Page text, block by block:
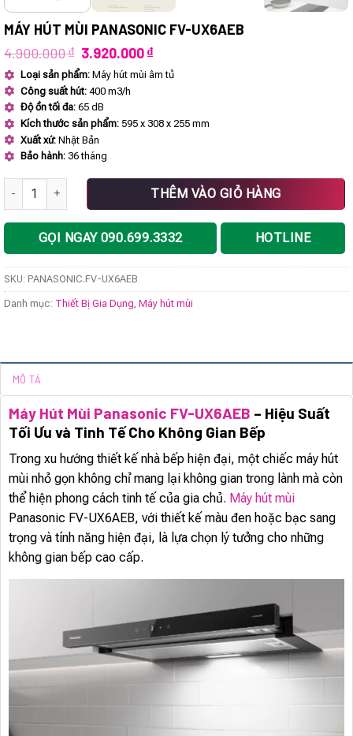
MÁY HÚT MÙI PANASONIC FV-UX6AEB
4.900.000₫ Giá
gốc
là:
4.900.000 ₫.
3.920.000₫Giá
hiện
tại
Loại sản phẩm: Máy hút mùi âm tủ
Công suất hút: 400 m3/h
Độ ồn tối đa: 65 dB
Kích thước sản phẩm: 595 x 308 x 255 mm
Xuất xứ: Nhật Bản
Bảo hành: 36 tháng
Máy hút mùi PANASONIC FV-UX6AEB số lượng
THÊM VÀO GIỎ HÀNG
GỌI NGAY 090.699.3332 HOTLINE
SKU: PANASONIC.FV-UX6AEB
Danh mục: Thiết Bị Gia Dụng Máy hút mùi
MÔ TẢ
Máy Hút Mùi Panasonic FV-UX6AEB – Hiệu Suất
Tối Ưu và Tinh Tế Cho Không Gian Bếp
Trong xu hướng thiết kế nhà bếp hiện đại, một chiếc máy hút
mùi nhỏ gọn không chỉ mang lại không gian trong lành mà còn
thể hiện phong cách tinh tế của gia chủ. Máy hút mùi
Panasonic FV-UX6AEB, với thiết kế màu đen hoặc bạc sang
trọng và tính năng hiện đại, là lựa chọn lý tưởng cho những
không gian bếp cao cấp.